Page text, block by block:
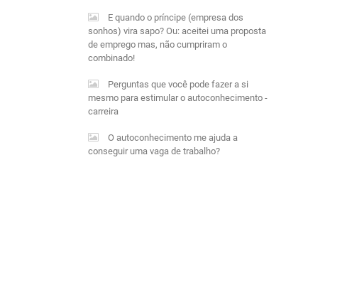
E quando o príncipe (empresa dos
sonhos) vira sapo? Ou: aceitei uma proposta
de emprego mas, não cumpriram o
combinado!
Perguntas que você pode fazer a si
mesmo para estimular o autoconhecimento -
carreira
O autoconhecimento me ajuda a
conseguir uma vaga de trabalho?